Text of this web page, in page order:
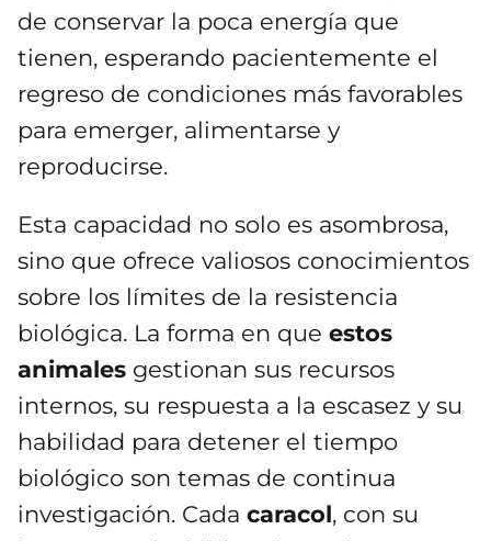
de conservar la poca energía que
tienen, esperando pacientemente el
regreso de condiciones más favorables
para emerger, alimentarse y
reproducirse.
Esta capacidad no solo es asombrosa,
sino que ofrece valiosos conocimientos
sobre los límites de la resistencia
biológica. La forma en que estos
animales gestionan sus recursos
internos, su respuesta a la escasez y su
habilidad para detener el tiempo
biológico son temas de continua
investigación. Cada caracol, con su